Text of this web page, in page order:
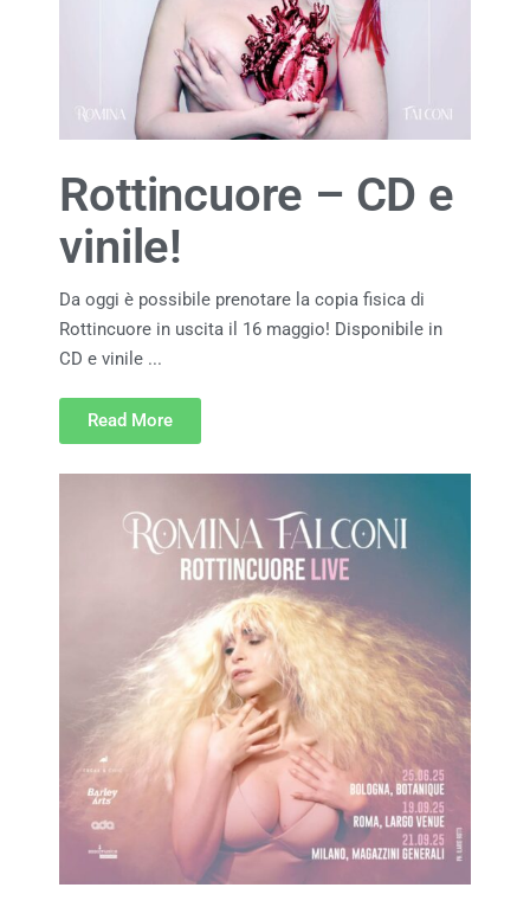
Rottincuore – CD e
vinile!
Da oggi è possibile prenotare la copia fisica di
Rottincuore in uscita il 16 maggio! Disponibile in
CD e vinile ...
Read More